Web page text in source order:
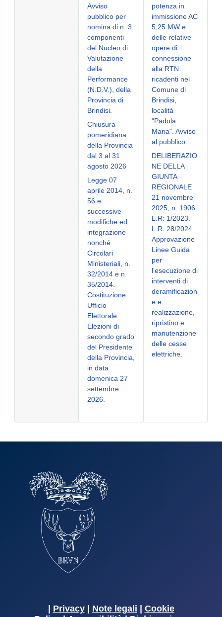
Avviso
pubblico per
nomina di n. 3
componenti
del Nucleo di
Valutazione
della
Performance
(N.D.V.), della
Provincia di
Brindisi.
Chiusura
pomeridiana
della Provincia
dal 3 al 31
agosto 2026
Legge 07
aprile 2014, n.
56 e
successive
modifiche ed
integrazione
nonché
Circolari
Ministeriali, n.
32/2014 e n.
35/2014.
Costituzione
Ufficio
Elettorale.
Elezioni di
secondo grado
del Presidente
della Provincia,
in data
domenica 27
settembre
2026.
potenza in
immissione AC
5,25 MW e
delle relative
opere di
connessione
alla RTN
ricadenti nel
Comune di
Brindisi,
località
"Padula
Maria". Avviso
al pubblico.
DELIBERAZIO
NE DELLA
GIUNTA
REGIONALE
21 novembre
2025, n. 1906
L.R: 1/2023.
L.R. 28/2024.
Approvazione
Linee Guida
per
l’esecuzione di
interventi di
deramificazion
e e
realizzazione,
ripristino e
manutenzione
delle cesse
elettriche.
Privacy| Note legali
Cookie